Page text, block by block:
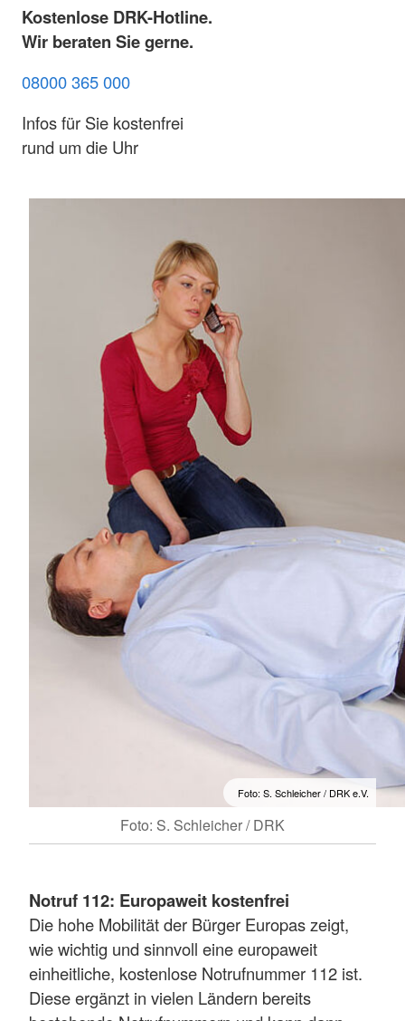
Kostenlose DRK-Hotline.
Wir beraten Sie gerne.
08000 365 000
Infos für Sie kostenfrei
rund um die Uhr
Foto: S. Schleicher / DRK e.V.
Foto: S. Schleicher / DRK
Notruf 112: Europaweit kostenfrei
Die hohe Mobilität der Bürger Europas zeigt,
wie wichtig und sinnvoll eine europaweit
einheitliche, kostenlose Notrufnummer 112 ist.
Diese ergänzt in vielen Ländern bereits